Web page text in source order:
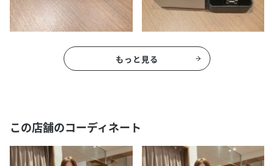
もっと見る
この店舗のコーディネート